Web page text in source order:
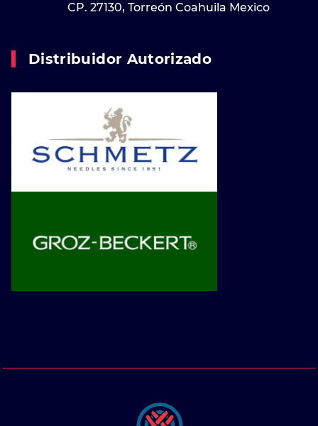
CP. 27130, Torreón Coahuila Mexico
Distribuidor Autorizado